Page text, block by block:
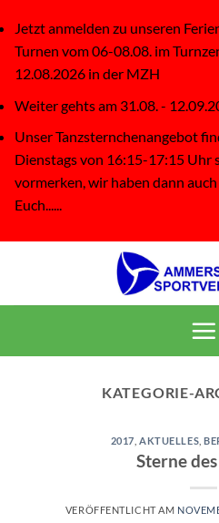
Jetzt anmelden zu unseren
Turnen vom 06-08.08. im
12.08.2026 in der MZH
Weiter gehts am 31.08. -
Unser Tanzsternchenangebot
Dienstags von 16:15-17:15 Uhr
vormerken, wir haben dann
Euch......
KATEGORIE-
2017 ,AKTUELLES ,
Sterne
VERÖFFENTLICHT AM